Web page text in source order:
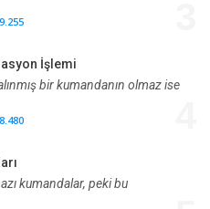
İşlemi
bir kumandanın olmaz ise
kumandalar, peki bu